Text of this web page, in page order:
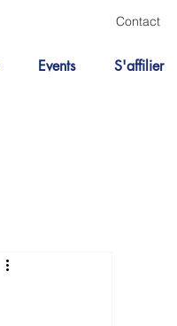
Contact
Events S'affilier